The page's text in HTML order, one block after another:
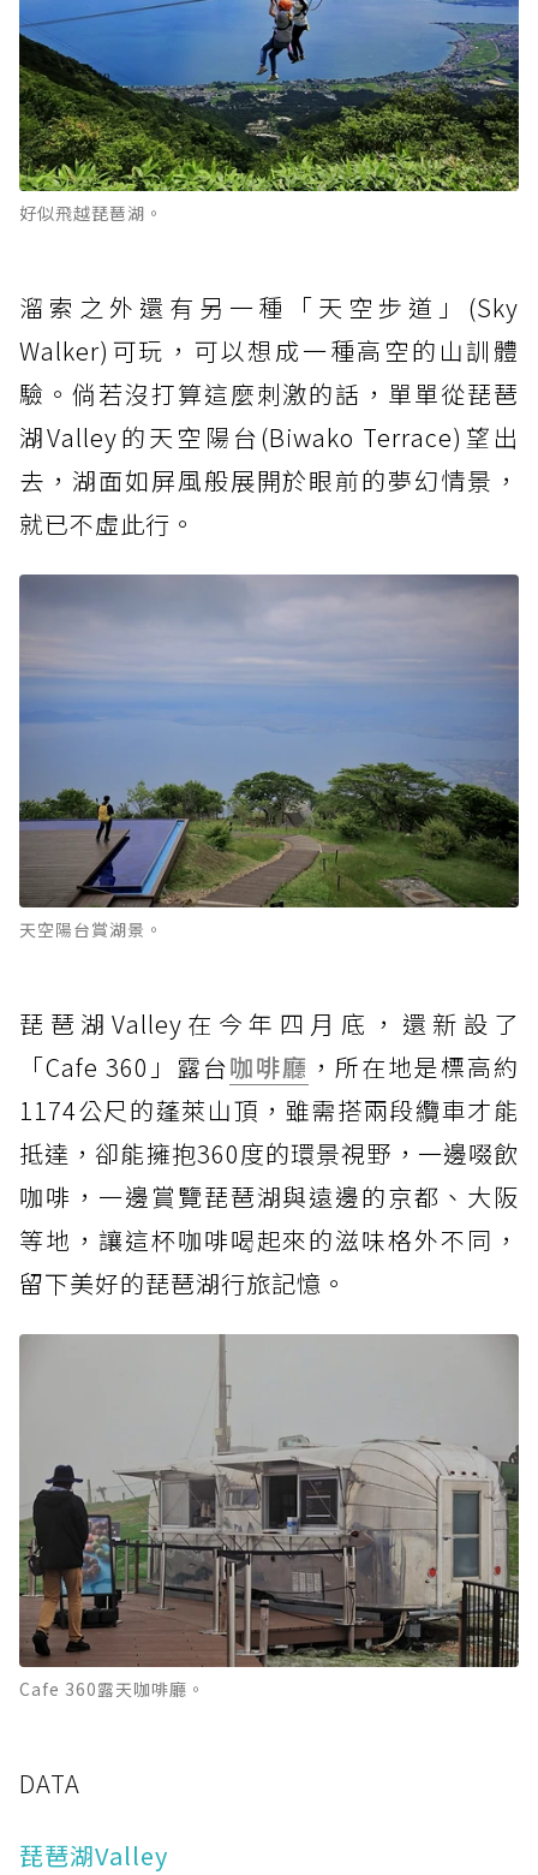
好似飛越琵琶湖。
溜索之外還有另一種「天空步道」(Sky
Walker)可玩，可以想成一種高空的山訓體
驗。倘若沒打算這麼刺激的話，單單從琵琶
湖Valley的天空陽台(Biwako Terrace)望出
去，湖面如屏風般展開於眼前的夢幻情景，
就已不虛此行。
天空陽台賞湖景。
琵琶湖Valley在今年四月底，還新設了
「Cafe 360」露台咖啡廳 ，所在地是標高約
1174公尺的蓬萊山頂，雖需搭兩段纜車才能
抵達，卻能擁抱360度的環景視野，一邊啜飲
咖啡，一邊賞覽琵琶湖與遠邊的京都、大阪
等地，讓這杯咖啡喝起來的滋味格外不同，
留下美好的琵琶湖行旅記憶。
Cafe 360露天咖啡廳。
DATA
琵琶湖Valley